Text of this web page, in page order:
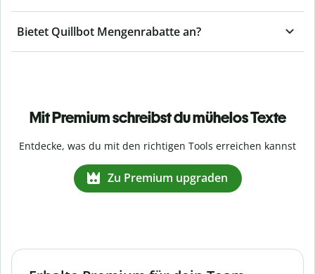
Bietet Quillbot Mengenrabatte an?
Mit Premium schreibst du mühelos Texte
Entdecke, was du mit den richtigen Tools erreichen kannst
Zu Premium upgraden